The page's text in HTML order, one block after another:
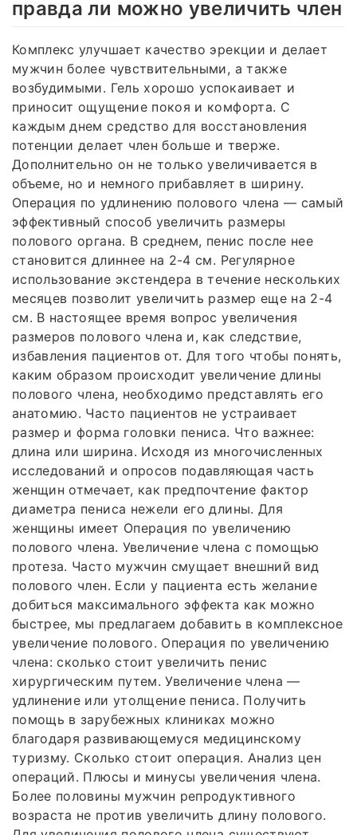
правда ли можно увеличить член
Комплекс улучшает качество эрекции и делает
мужчин более чувствительными, а также
возбудимыми. Гель хорошо успокаивает и
приносит ощущение покоя и комфорта. С
каждым днем средство для восстановления
потенции делает член больше и тверже.
Дополнительно он не только увеличивается в
объеме, но и немного прибавляет в ширину.
Операция по удлинению полового члена — самый
эффективный способ увеличить размеры
полового органа. В среднем, пенис после нее
становится длиннее на 2-4 см. Регулярное
использование экстендера в течение нескольких
месяцев позволит увеличить размер еще на 2-4
см. В настоящее время вопрос увеличения
размеров полового члена и, как следствие,
избавления пациентов от. Для того чтобы понять,
каким образом происходит увеличение длины
полового члена, необходимо представлять его
анатомию. Часто пациентов не устраивает
размер и форма головки пениса. Что важнее:
длина или ширина. Исходя из многочисленных
исследований и опросов подавляющая часть
женщин отмечает, как предпочтение фактор
диаметра пениса нежели его длины. Для
женщины имеет Операция по увеличению
полового члена. Увеличение члена с помощью
протеза. Часто мужчин смущает внешний вид
полового член. Если у пациента есть желание
добиться максимального эффекта как можно
быстрее, мы предлагаем добавить в комплексное
увеличение полового. Операция по увеличению
члена: сколько стоит увеличить пенис
хирургическим путем. Увеличение члена —
удлинение или утолщение пениса. Получить
помощь в зарубежных клиниках можно
благодаря развивающемуся медицинскому
туризму. Сколько стоит операция. Анализ цен
операций. Плюсы и минусы увеличения члена.
Более половины мужчин репродуктивного
возраста не против увеличить длину полового.